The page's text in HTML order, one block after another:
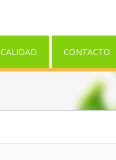
CALIDAD CONTACTO